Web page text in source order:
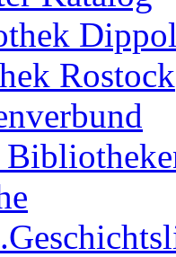
Rostock